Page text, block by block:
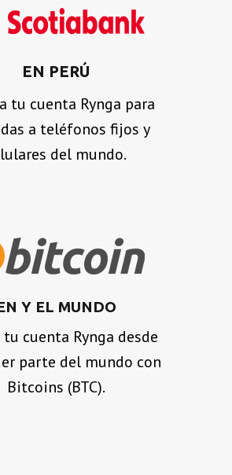
EN PERÚ
tu cuenta Rynga para
a teléfonos fijos y
del mundo.
Y EL MUNDO
cuenta Rynga desde
parte del mundo con
Bitcoins (BTC).